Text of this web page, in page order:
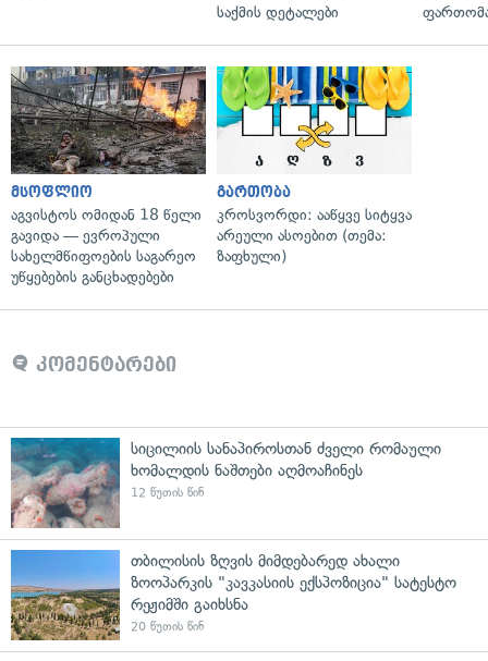
საქმის დეტალები
მსოფლიო
აგვისტოს ომიდან 18 წელი
გავიდა — ევროპული
სახელმწიფოების საგარეო
უწყებების განცხადებები
გართობა
კროსვორდი: ააწყვე სიტყვა
არეული ასოებით (თემა:
ზაფხული)
კომენტარები
სიცილიის სანაპიროსთან ძველი რომაული
ხომალდის ნაშთები აღმოაჩინეს
12 წუთის წინ
თბილისის ზღვის მიმდებარედ ახალი
ზოოპარკის "კავკასიის ექსპოზიცია" სატესტო
რეჟიმში გაიხსნა
20 წუთის წინ